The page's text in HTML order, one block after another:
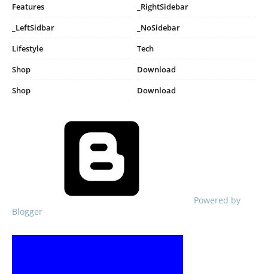
Features
_RightSidebar
_LeftSidbar
_NoSidebar
Lifestyle
Tech
Shop
Download
Shop
Download
Powered by
Blogger